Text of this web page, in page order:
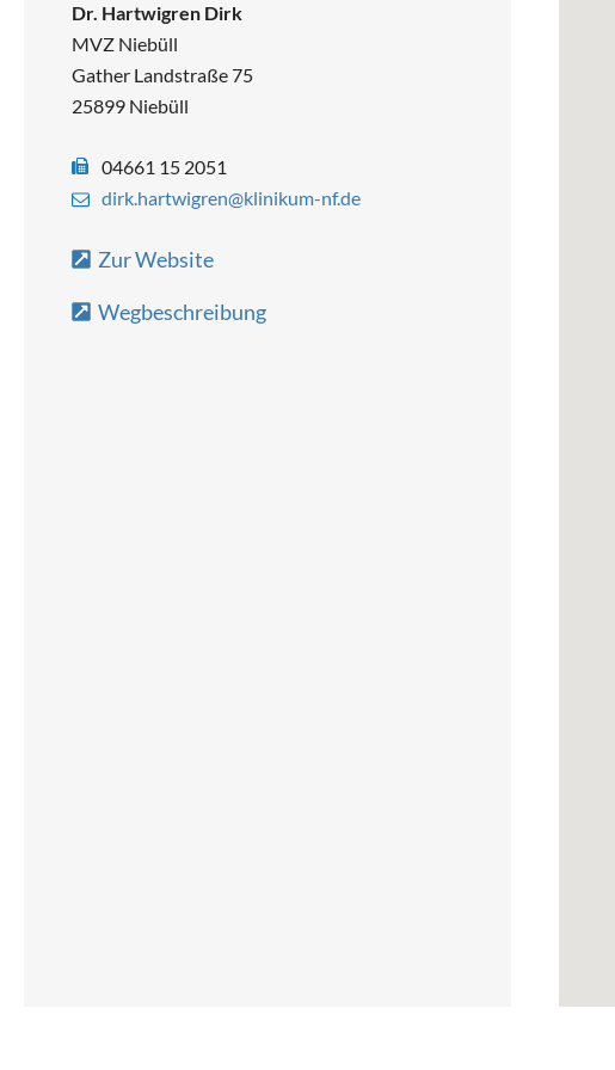
Dr. Hartwigren Dirk
MVZ Niebüll
Gather Landstraße 75
25899 Niebüll
04661 15 2051
dirk.hartwigren@klinikum-nf.de
Zur Website
Wegbeschreibung